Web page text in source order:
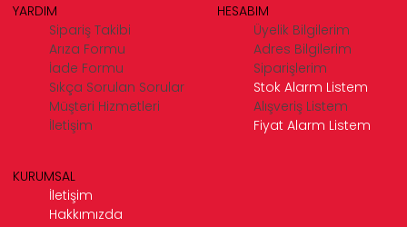
YARDIM
Sipariş Takibi
Arıza Formu
İade Formu
Sıkça Sorulan Sorular
Müşteri Hizmetleri
İletişim
HESABIM
Üyelik Bilgilerim
Adres Bilgilerim
Siparişlerim
Stok Alarm Listem
Alışveriş Listem
Fiyat Alarm Listem
KURUMSAL
İletişim
Hakkımızda